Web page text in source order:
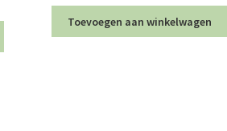
Toevoegen aan winkelwagen